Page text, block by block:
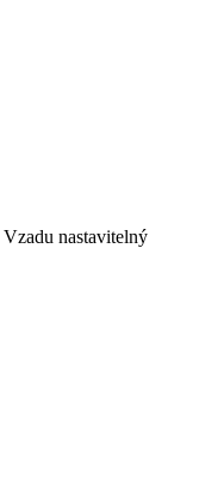
nastavitelný